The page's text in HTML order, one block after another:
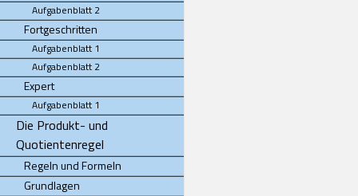
Aufgabenblatt 2
Fortgeschritten
Aufgabenblatt 1
Aufgabenblatt 2
Expert
Aufgabenblatt 1
Die Produkt- und
Quotientenregel
Regeln und Formeln
Grundlagen